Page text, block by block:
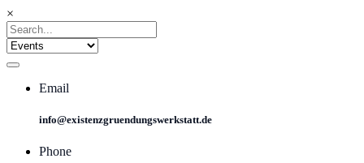
×
Email
info@existenzgruendungswerkstatt.de
Phone